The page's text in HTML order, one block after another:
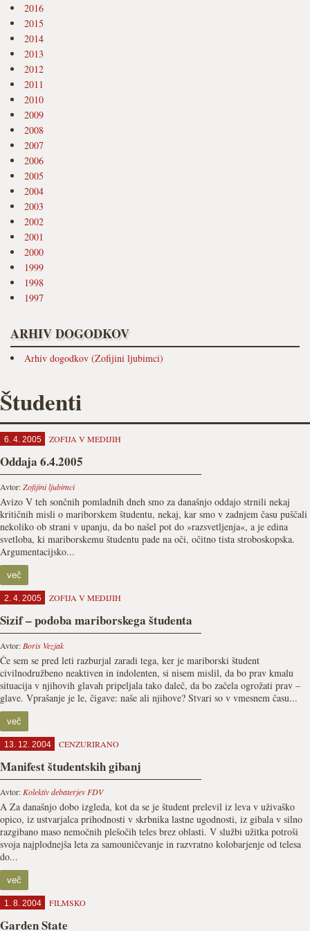
2016
2015
2014
2013
2012
2011
2010
2009
2008
2007
2006
2005
2004
2003
2002
2001
2000
1999
1998
1997
ARHIV DOGODKOV
Arhiv dogodkov (Zofijini ljubimci)
Študenti
6. 4. 2005 ZOFIJA V MEDIJIH
Oddaja 6.4.2005
Avtor:Zofijini ljubimci
Avizo V teh sončnih pomladnih dneh smo za današnjo oddajo strnili nekaj
kritičnih misli o mariborskem študentu, nekaj, kar smo v zadnjem času puščali
nekoliko ob strani v upanju, da bo našel pot do »razsvetljenja«, a je edina
svetloba, ki mariborskemu študentu pade na oči, očitno tista stroboskopska.
Argumentacijsko...
več
2. 4. 2005 ZOFIJA V MEDIJIH
Sizif – podoba mariborskega študenta
Avtor: Boris Vezjak
Če sem se pred leti razburjal zaradi tega, ker je mariborski študent
civilnodružbeno neaktiven in indolenten, si nisem mislil, da bo prav kmalu
situacija v njihovih glavah pripeljala tako daleč, da bo začela ogrožati prav –
glave. Vprašanje je le, čigave: naše ali njihove? Stvari so v vmesnem času...
več
13. 12. 2004 CENZURIRANO
Manifest študentskih gibanj
Avtor: Kolektiv debaterjev FDV
A Za današnjo dobo izgleda, kot da se je študent prelevil iz leva v uživaško
opico, iz ustvarjalca prihodnosti v skrbnika lastne ugodnosti, iz gibala v silno
razgibano maso nemočnih plešočih teles brez oblasti. V službi užitka potroši
svoja najplodnejša leta za samouničevanje in razvratno kolobarjenje od telesa
do...
več
1. 8. 2004 FILMSKO
Garden State